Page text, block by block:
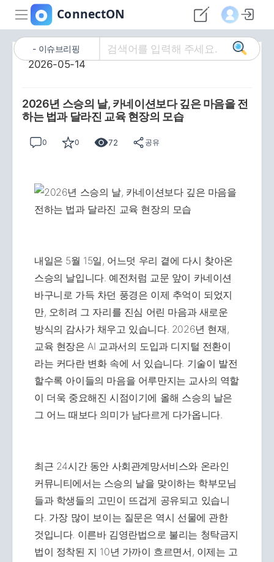
이슈브리핑
2026-05-14
2026년 스승의 날, 카네이션보다 깊은 마음을 전
하는 법과 달라진 교육 현장의 모습
0 0 72 공유
내일은 5월 15일, 어느덧 우리 곁에 다시 찾아온
스승의 날입니다. 예전처럼 교문 앞이 카네이션
바구니로 가득 차던 풍경은 이제 추억이 되었지
만, 오히려 그 자리를 진심 어린 마음과 새로운
방식의 감사가 채우고 있습니다. 2026년 현재,
교육 현장은 AI 교과서의 도입과 디지털 전환이
라는 커다란 변화 속에 서 있습니다. 기술이 발전
할수록 아이들의 마음을 어루만지는 교사의 역할
이 더욱 중요해진 시점이기에 올해 스승의 날은
그 어느 때보다 의미가 남다르게 다가옵니다.
최근 24시간 동안 사회관계망서비스와 온라인
커뮤니티에서는 스승의 날을 맞이하는 학부모님
들과 학생들의 고민이 뜨겁게 공유되고 있습니
다. 가장 많이 보이는 질문은 역시 선물에 관한
것입니다. 이른바 김영란법으로 불리는 청탁금지
법이 정착된 지 10년 가까이 흐르면서, 이제는 고